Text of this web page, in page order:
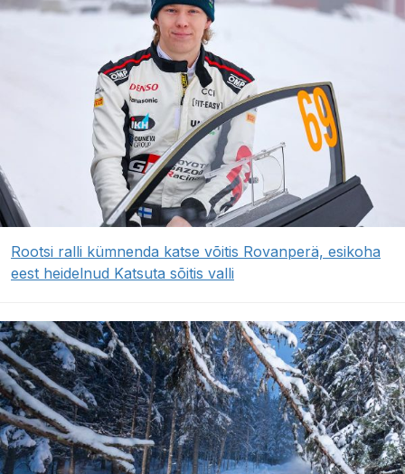
Rootsi ralli kümnenda katse võitis Rovanperä, esikoha
eest heidelnud Katsuta sõitis valli